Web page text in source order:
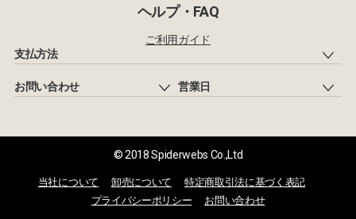
ヘルプ・FAQ
ご利用ガイド
支払方法
お問い合わせ 営業日
© 2018 Spiderwebs Co.,Ltd
当社について 卸売について
特定商取引法に基づく表記
プライバシーポリシー
お問い合わせ